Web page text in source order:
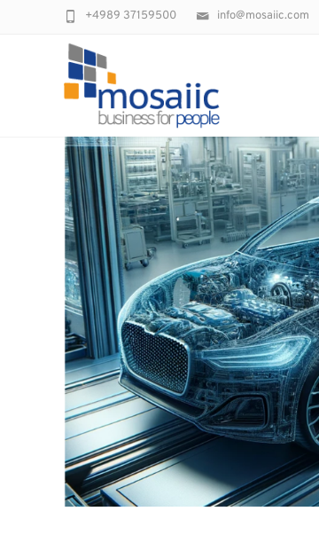
info@mosaiic.com
+4989 37159500